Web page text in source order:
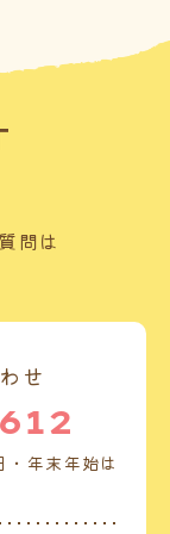
問は
せ
年末年始は